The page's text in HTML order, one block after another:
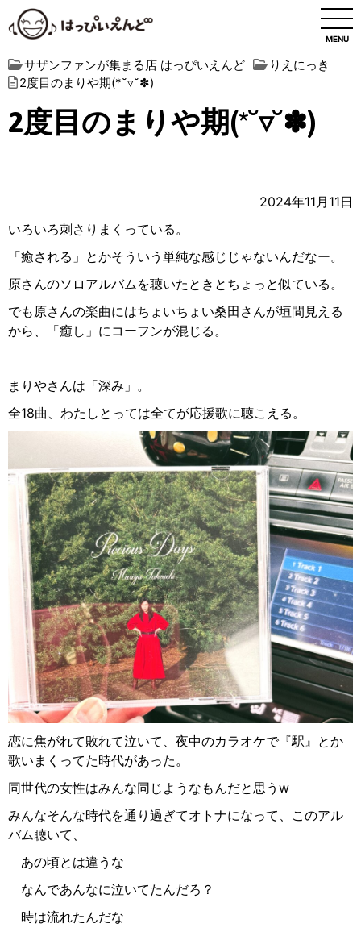
MENU
サザンファンが集まる店 はっぴいえんど
りえにっき
2度目のまりや期(*˘▿˘✽)
2度目のまりや期(*˘▿˘✽)
2024年11月11日
いろいろ刺さりまくっている。
「癒される」とかそういう単純な感じじゃないんだなー。
原さんのソロアルバムを聴いたときとちょっと似ている。
でも原さんの楽曲にはちょいちょい桑田さんが垣間見える
から、「癒し」にコーフンが混じる。
まりやさんは「深み」。
全18曲、わたしとっては全てが応援歌に聴こえる。
恋に焦がれて敗れて泣いて、夜中のカラオケで『駅』とか
歌いまくってた時代があった。
同世代の女性はみんな同じようなもんだと思うw
みんなそんな時代を通り過ぎてオトナになって、このアル
バム聴いて、
あの頃とは違うな
なんであんなに泣いてたんだろ？
時は流れたんだな